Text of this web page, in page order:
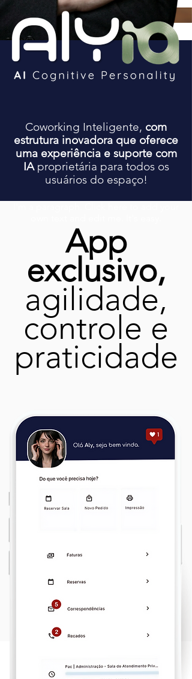
Coworking Inteligente, com
estrutura inovadora que oferece
uma experiência e suporte com
IA proprietária para todos os
usuários do espaço!
App
exclusivo,
agilidade,
controle e
praticidade